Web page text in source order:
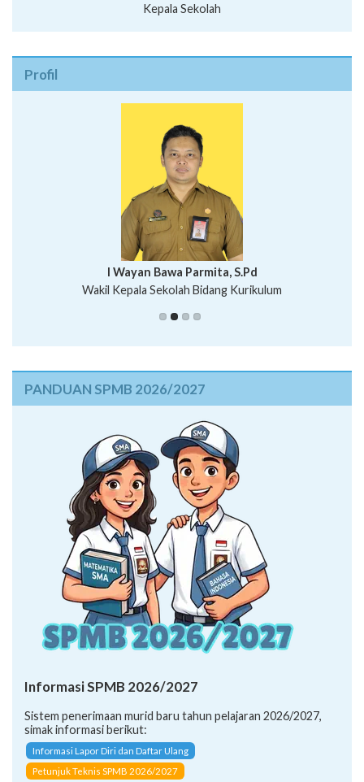
Kepala Sekolah
Profil
Putu Suhartana, S.Pd.
I Wayan Bawa Parmita, S.Pd
Wakil Kepala Sekolah Bidang Kurikulum
I Wayan Gede Aditya Pratita, S.Pd., M.Sn
Ni Wayan Nopi Sutantri, S.Pd.
PANDUAN SPMB 2026/2027
Informasi SPMB 2026/2027
Sistem penerimaan murid baru tahun pelajaran 2026/2027,
simak informasi berikut:
Informasi Lapor Diri dan Daftar Ulang
Petunjuk Teknis SPMB 2026/2027